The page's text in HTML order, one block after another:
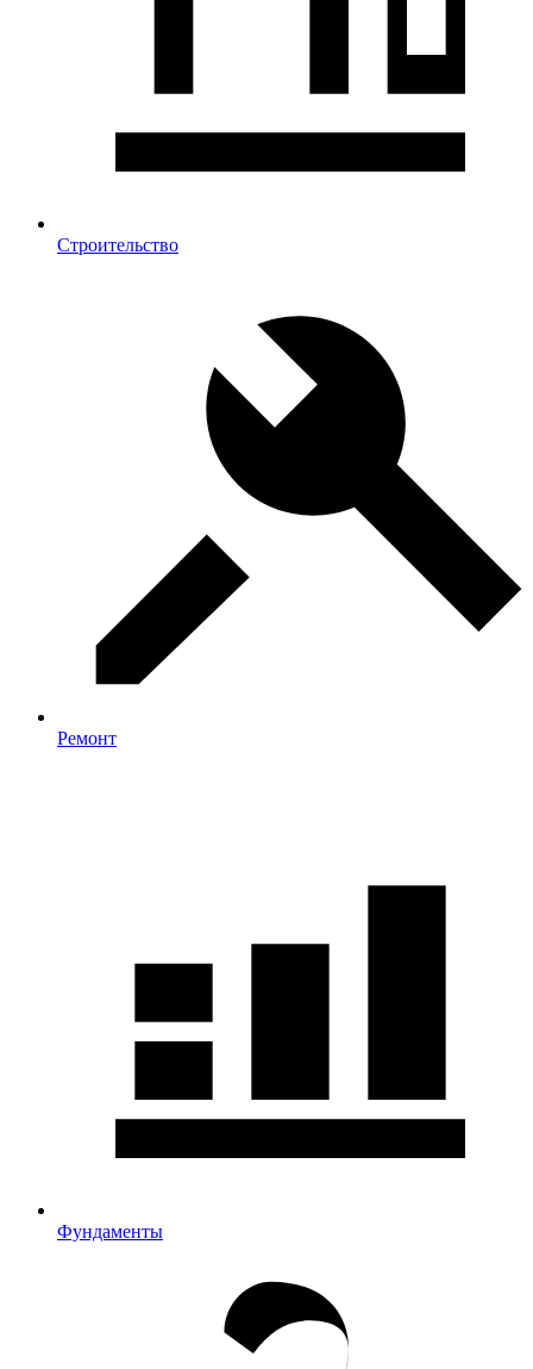
Строительство
Ремонт
Фундаменты